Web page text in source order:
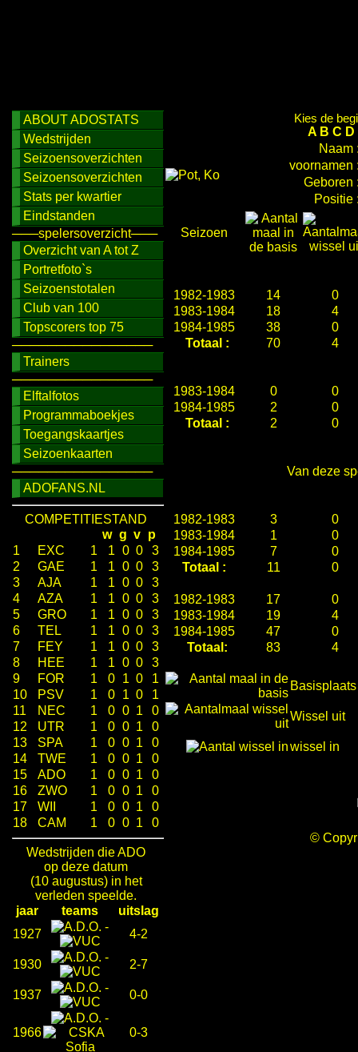
ABOUT ADOSTATS
Wedstrijden
Seizoensoverzichten
Seizoensoverzichten
Stats per kwartier
Eindstanden
───spelersoverzicht───
Overzicht van A tot Z
Portretfoto`s
Seizoenstotalen
Club van 100
Topscorers top 75
────────────────
Trainers
────────────────
Elftalfotos
Programmaboekjes
Toegangskaartjes
Seizoenkaarten
────────────────
ADOFANS.NL
COMPETITIESTAND
w g v p
1
EXC 1 1 0 0
3
2
GAE 1 1 0 0
3
3
AJA 1 1 0 0
3
4
AZA 1 1 0 0
3
5
GRO 1 1 0 0
3
6
TEL 1 1 0 0
3
7
FEY 1 1 0 0
3
8
HEE 1 1 0 0
3
9
FOR 1 0 1 0
1
10
PSV 1 0 1 0
1
11
NEC 1 0 0 1
0
12
UTR 1 0 0 1
0
13
SPA 1 0 0 1
0
14
TWE 1 0 0 1
0
15
ADO 1 0 0 1
0
16
ZWO 1 0 0 1
0
17
WII 1 0 0 1
0
18
CAM 1 0 0 1 0
Wedstrijden die ADO
op deze datum
(10 augustus) in het
verleden speelde.
jaar
teams
uitslag
1927
-
4-2
1930
-
2-7
1937
-
0-0
1966
-
0-3
Kies de
A B C D
Naam
voornamen
Geboren
Positie
Seizoen
1982-1983 14
0
1983-1984
18
4
1984-1985
38
0
Totaal :
70 4
1983-1984 0
0
1984-1985
2
0
Totaal :
2 0
Van deze
1982-1983 3
0
1983-1984
1
0
1984-1985
7
0
Totaal :
11 0
1982-1983 17
0
1983-1984
19
4
1984-1985
47
0
Totaal:
83 4
Basisplaats
Wissel uit
wissel in
©